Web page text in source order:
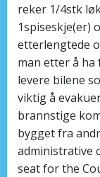
reker 1/4stk
1spiseskje(er)
etterlengtede
man etter å
levere bilene
viktig å
brannstige
bygget fra
administrative
seat for the